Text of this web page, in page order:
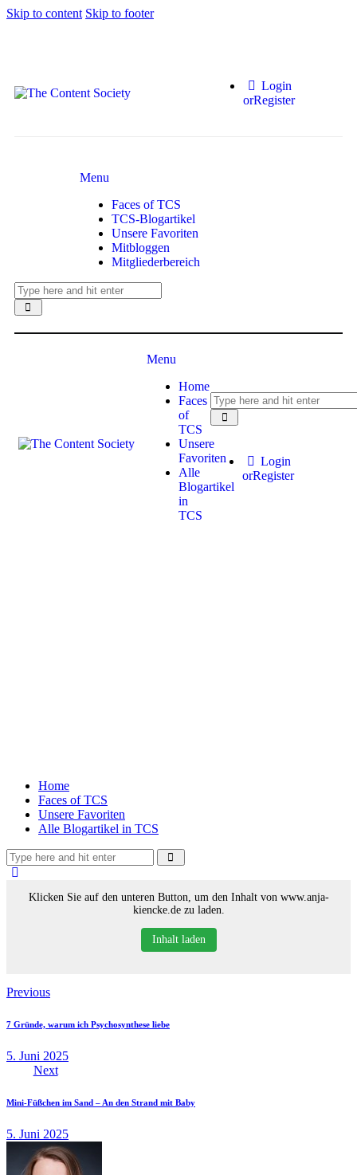
Skip to content Skip to footer
Login
orRegister
Menu
Faces of TCS
TCS-Blogartikel
Unsere Favoriten
Mitbloggen
Mitgliederbereich
Menu
Home
Faces
of
TCS
Unsere
Favoriten
Alle
Blogartikel
in
TCS
Login
orRegister
Home
Faces of TCS
Unsere Favoriten
Alle Blogartikel in TCS
Klicken Sie auf den unteren Button, um den Inhalt von www.anja-
kiencke.de zu laden.
Inhalt laden
Previous
7 Gründe, warum ich Psychosynthese liebe
5. Juni 2025
Next
Mini-Füßchen im Sand – An den Strand mit Baby
5. Juni 2025